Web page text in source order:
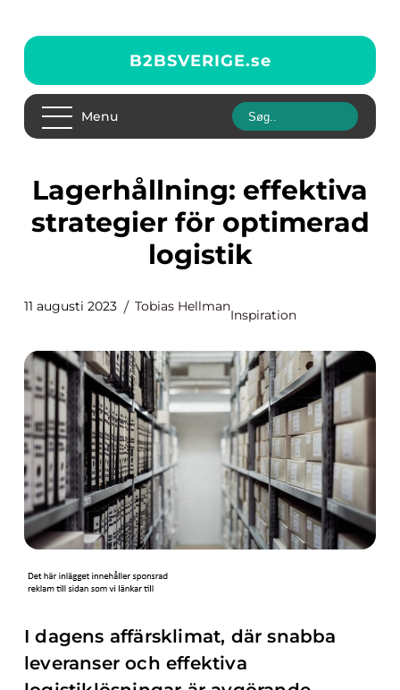
B2BSVERIGE.se
Menu
Lagerhållning: effektiva
strategier för optimerad
logistik
11 augusti 2023 Tobias Hellman
Inspiration
I dagens affärsklimat, där snabba
leveranser och effektiva